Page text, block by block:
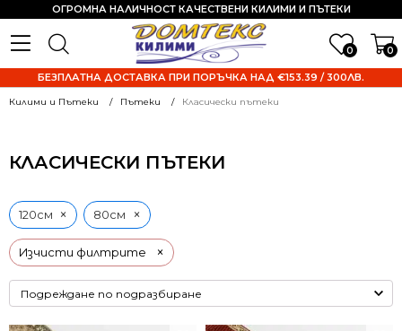
0 0
ОГРОМНА НАЛИЧНОСТ КАЧЕСТВЕНИ КИЛИМИ И ПЪТЕКИ
БЕЗПЛАТНА ДОСТАВКА ПРИ ПОРЪЧКА НАД €153.39 / 300ЛВ.
Килими и Пътеки Пътеки Класически пътеки
КЛАСИЧЕСКИ ПЪТЕКИ
Изчисти филтрите ×
120см × 80см ×